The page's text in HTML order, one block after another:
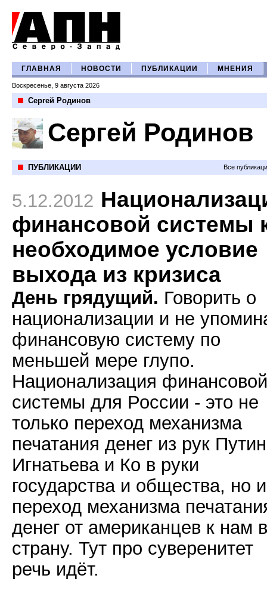
ГЛАВНАЯ НОВОСТИ ПУБЛИКАЦИИ МНЕНИЯ
Воскресенье, 9 августа 2026
Сергей Родинов
Сергей Родинов
ПУБЛИКАЦИИ Все
5.12.2012
финансовой системы
необходимое условие
выхода из кризиса
День грядущий. Говорить о
национализации и не
финансовую систему по
меньшей мере глупо.
Национализация финансовой
системы для России - это не
только переход механизма
печатания денег из рук
Игнатьева и Ко в руки
государства и общества, но и
переход механизма
денег от американцев к нам в
страну. Тут про суверенитет
речь идёт.